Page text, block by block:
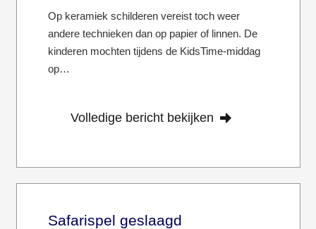
Op keramiek schilderen vereist toch weer
andere technieken dan op papier of linnen. De
kinderen mochten tijdens de KidsTime-middag
op…
Volledige bericht bekijken
Safarispel geslaagd